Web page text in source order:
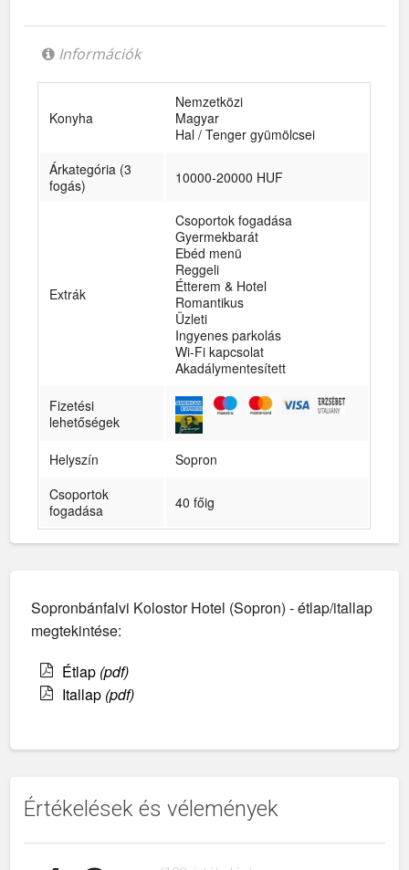
Információk
Konyha
Nemzetközi
Magyar
Hal / Tenger gyümölcsei
Árkategória (3
fogás)
10000-20000 HUF
Extrák
Csoportok fogadása
Gyermekbarát
Ebéd menü
Reggeli
Étterem & Hotel
Romantikus
Üzleti
Ingyenes parkolás
Wi-Fi kapcsolat
Akadálymentesített
Fizetési
lehetőségek
Helyszín
Sopron
Csoportok
fogadása
40 főig
Sopronbánfalvi Kolostor Hotel (Sopron) - étlap/itallap
megtekintése:
Étlap (pdf)
Itallap (pdf)
Értékelések és vélemények